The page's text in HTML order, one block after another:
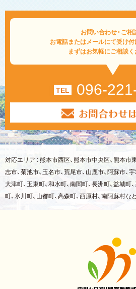
お問い合わせ・ご相
お電話またはメールにて受け付
まずはお気軽にご相談く
TEL 096-
対応エリア : 熊本市西区、熊本市中央区、熊本市
志市、菊池市、玉名市、荒尾市、山鹿市、阿蘇市、
大津町、玉東町、和水町、南関町、長洲町、益城町
町、氷川町、山都町、高森町、西原村、南阿蘇村な